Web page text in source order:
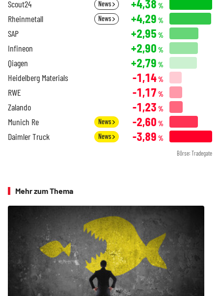
Scout24 News +4,38 %
Rheinmetall News +4,29 %
SAP +2,95 %
Infineon +2,90 %
Qiagen +2,79 %
Heidelberg Materials -1,14%
RWE -1,17 %
Zalando -1,23 %
Munich Re News -2,60 %
Daimler Truck News -3,89 %
Börse: Tradegate
Mehr zum Thema